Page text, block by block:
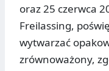
oraz 25 czerwca
Freilassing,
wytwarzać
zrównoważony,